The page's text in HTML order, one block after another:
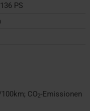
PS
; CO2-Emissionen